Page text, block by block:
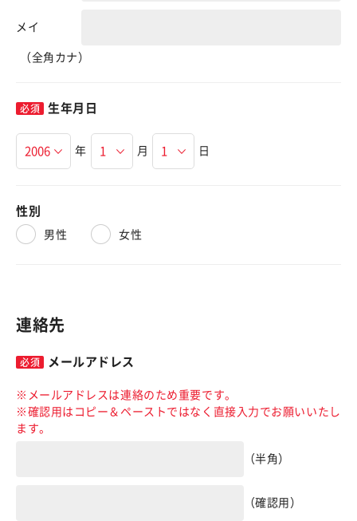
メイ
（全角カナ）
生年月日
年 月 日
性別
男性 女性
連絡先
メールアドレス
※メールアドレスは連絡のため重要です。
※確認用はコピー＆ペーストではなく直接入力でお願いいたし
ます。
（半角）
（確認用）